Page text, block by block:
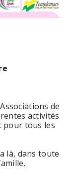
de
activités
pour tous les
là, dans toute